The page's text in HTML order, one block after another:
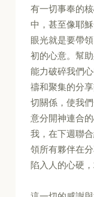
有一切事奉的
中，甚至像耶
眼光就是要帶
初的心意。幫
能力破碎我們
禱和聚集的分
切關係，使我
意分開神連合
我，在下週聯
領所有夥伴在
陷入人的心硬，